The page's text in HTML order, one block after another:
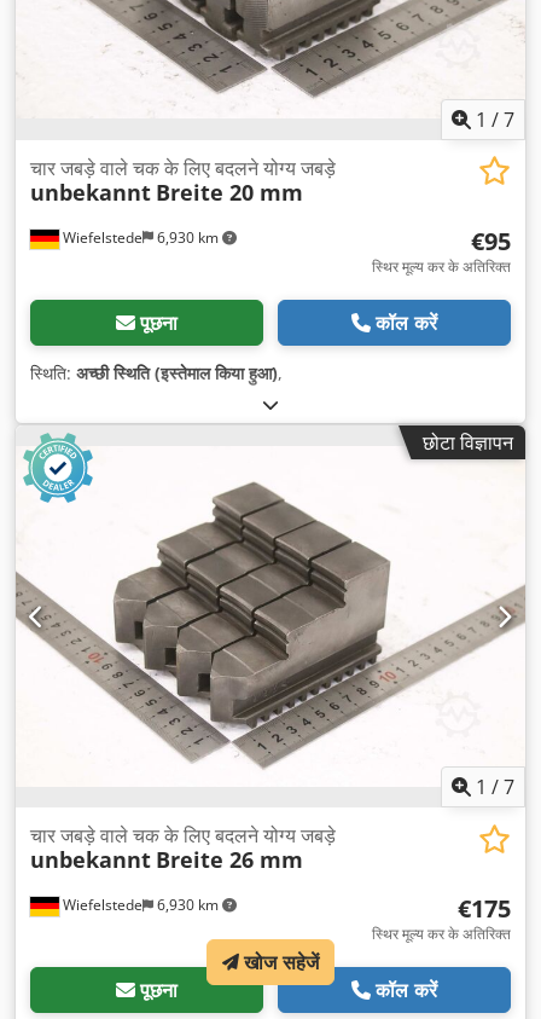
1 /7
Wiefelstede 6,930 km
चार जबड़े वाले चक के लिए बदलने योग्य जबड़े
unbekannt Breite 20 mm
€95
स्थिर मूल्य कर के अतिरिक्त
पूछना कॉल करें
स्थिति: अच्छी स्थिति (इस्तेमाल किया हुआ),
छोटा विज्ञापन
1 /7
Wiefelstede 6,930 km
चार जबड़े वाले चक के लिए बदलने योग्य जबड़े
unbekannt Breite 26 mm
€175
स्थिर मूल्य कर के अतिरिक्त
पूछना कॉल करें
खोज सहेजें